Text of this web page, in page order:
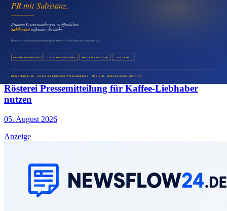
Eisdiele Presseartikel für die Saison veröffentlichen
Medien & Marketing
Rösterei Pressemitteilung für Kaffee-Liebhaber
nutzen
05. August 2026
Anzeige